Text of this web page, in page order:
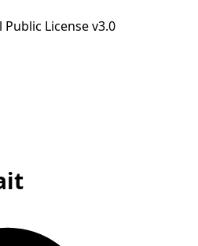
License v3.0